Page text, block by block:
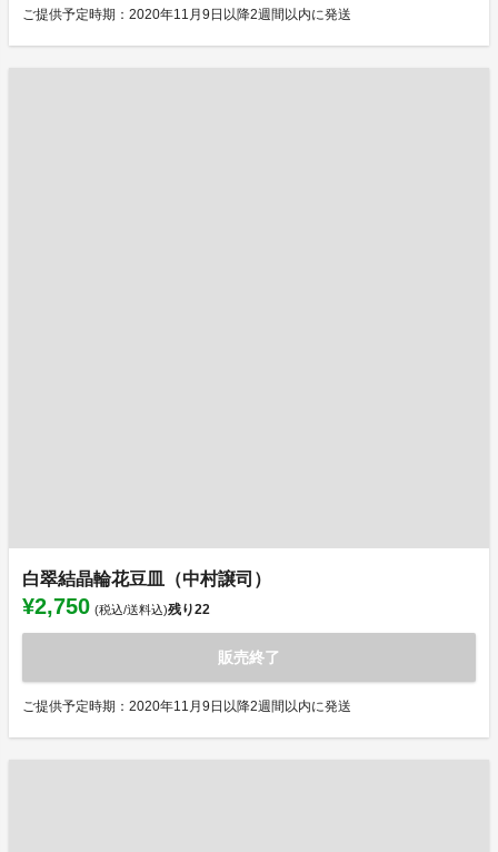
ご提供予定時期：2020年11月9日以降2週間以内に発送
白翠結晶輪花豆皿（中村譲司）
¥2,750 (税込/送料込)残り22
販売終了
ご提供予定時期：2020年11月9日以降2週間以内に発送